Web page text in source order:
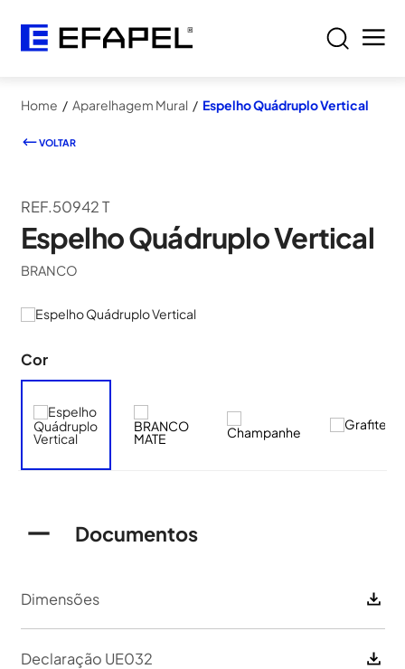
Home / Aparelhagem Mural / Espelho Quádruplo Vertical
VOLTAR
REF.50942 T
Espelho Quádruplo Vertical
BRANCO
Cor
Documentos
Dimensões
Declaração UE032